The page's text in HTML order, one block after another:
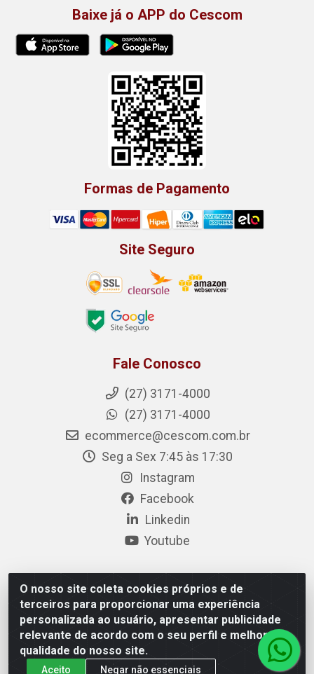
O nosso site coleta cookies próprios e de
terceiros para proporcionar uma experiência
personalizada ao usuário, apresentar publicidade
relevante de acordo com o seu perfil e melhorar a
qualidade do nosso site.
Aceito Negar não essenciais
Baixe já o APP do Cescom
Formas de Pagamento
Site Seguro
Fale Conosco
(27) 3171-4000
(27) 3171-4000
ecommerce@cescom.com.br
Seg a Sex 7:45 às 17:30
Instagram
Facebook
Linkedin
Youtube
Cescom Distribuidor - Rodovia BR 101, Km 163, S/N – Rio
Quartel, Linhares/ES – CEP 29.900-983 – CNPJ
27.724.509/0001-33